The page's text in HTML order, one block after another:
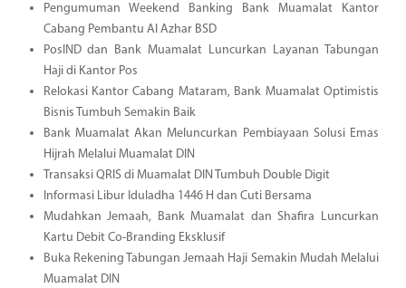
Pengumuman Weekend Banking Bank Muamalat Kantor
Cabang Pembantu Al Azhar BSD
PosIND dan Bank Muamalat Luncurkan Layanan Tabungan
Haji di Kantor Pos
Relokasi Kantor Cabang Mataram, Bank Muamalat Optimistis
Bisnis Tumbuh Semakin Baik
Bank Muamalat Akan Meluncurkan Pembiayaan Solusi Emas
Hijrah Melalui Muamalat DIN
Transaksi QRIS di Muamalat DIN Tumbuh Double Digit
Informasi Libur Iduladha 1446 H dan Cuti Bersama
Mudahkan Jemaah, Bank Muamalat dan Shafira Luncurkan
Kartu Debit Co-Branding Eksklusif
Buka Rekening Tabungan Jemaah Haji Semakin Mudah Melalui
Muamalat DIN